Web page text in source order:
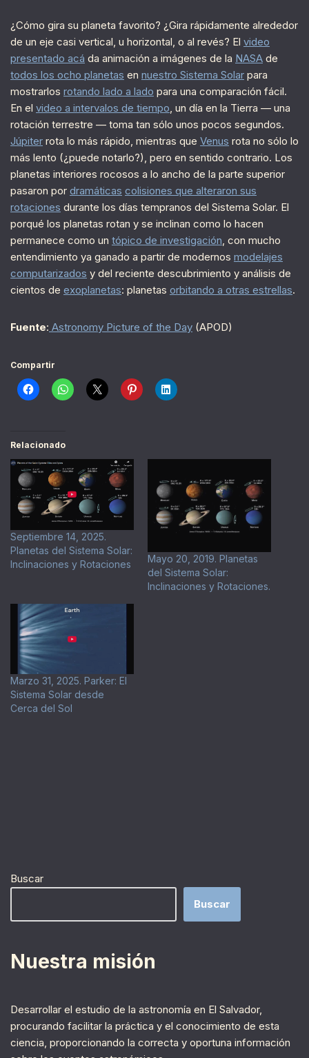
¿Cómo gira su planeta favorito? ¿Gira rápidamente alrededor
de un eje casi vertical, u horizontal, o al revés? El video
presentado acá da animación a imágenes de la NASA de
todos los ocho planetas en nuestro Sistema Solar para
mostrarlos rotando lado a lado para una comparación fácil.
En el video a intervalos de tiempo, un día en la Tierra — una
rotación terrestre — toma tan sólo unos pocos segundos.
Júpiter rota lo más rápido, mientras que Venus rota no sólo lo
más lento (¿puede notarlo?), pero en sentido contrario. Los
planetas interiores rocosos a lo ancho de la parte superior
pasaron por dramáticas colisiones que alteraron sus
rotaciones durante los días tempranos del Sistema Solar. El
porqué los planetas rotan y se inclinan como lo hacen
permanece como un tópico de investigación, con mucho
entendimiento ya ganado a partir de modernos modelajes
computarizados y del reciente descubrimiento y análisis de
cientos de exoplanetas: planetas orbitando a otras estrellas.
Fuente: Astronomy Picture of the Day (APOD)
Compartir
Relacionado
Septiembre 14, 2025.
Planetas del Sistema Solar:
Inclinaciones y Rotaciones
Mayo 20, 2019. Planetas
del Sistema Solar:
Inclinaciones y Rotaciones.
Marzo 31, 2025. Parker: El
Sistema Solar desde
Cerca del Sol
Buscar
Buscar
Nuestra misión
Desarrollar el estudio de la astronomía en El Salvador,
procurando facilitar la práctica y el conocimiento de esta
ciencia, proporcionando la correcta y oportuna información